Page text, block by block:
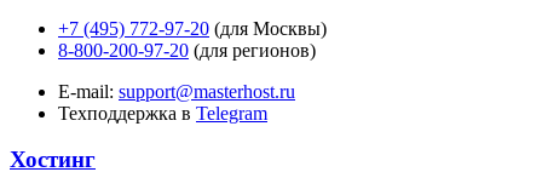
+7 (495) 772-97-20 (для Москвы)
8-800-200-97-20 (для регионов)
E-mail: support@masterhost.ru
Техподдержка в Telegram
Хостинг